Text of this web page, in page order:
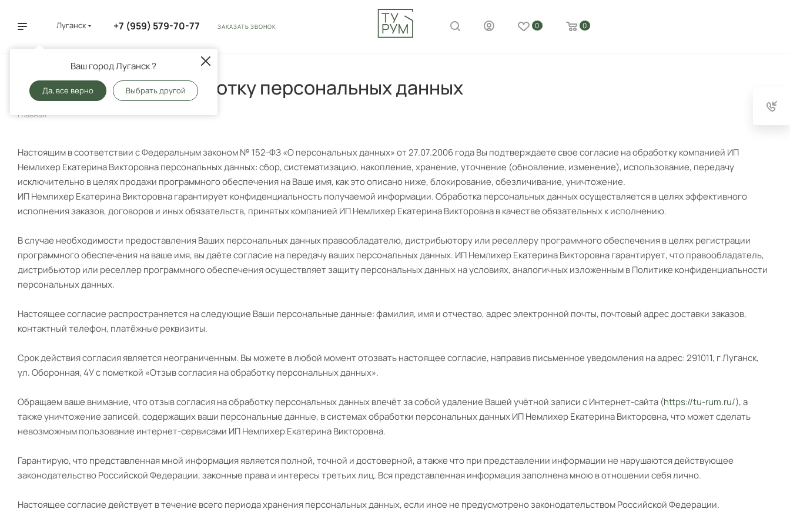
Луганск
Ваш город Луганск ?
Да, все верно Выбрать другой
+7 (959) 579-70-77 ЗАКАЗАТЬ ЗВОНОК 0 0
Соглашение на обработку персональных данных
Главная
Настоящим в соответствии с Федеральным законом № 152-ФЗ «О персональных данных» от 27.07.2006 года Вы подтверждаете свое согласие на обработку компанией ИП
Немлихер Екатерина Викторовна персональных данных: сбор, систематизацию, накопление, хранение, уточнение (обновление, изменение), использование, передачу
исключительно в целях продажи программного обеспечения на Ваше имя, как это описано ниже, блокирование, обезличивание, уничтожение.
ИП Немлихер Екатерина Викторовна гарантирует конфиденциальность получаемой информации. Обработка персональных данных осуществляется в целях эффективного
исполнения заказов, договоров и иных обязательств, принятых компанией ИП Немлихер Екатерина Викторовна в качестве обязательных к исполнению.
В случае необходимости предоставления Ваших персональных данных правообладателю, дистрибьютору или реселлеру программного обеспечения в целях регистрации
программного обеспечения на ваше имя, вы даёте согласие на передачу ваших персональных данных. ИП Немлихер Екатерина Викторовна гарантирует, что правообладатель,
дистрибьютор или реселлер программного обеспечения осуществляет защиту персональных данных на условиях, аналогичных изложенным в Политике конфиденциальности
персональных данных.
Настоящее согласие распространяется на следующие Ваши персональные данные: фамилия, имя и отчество, адрес электронной почты, почтовый адрес доставки заказов,
контактный телефон, платёжные реквизиты.
Срок действия согласия является неограниченным. Вы можете в любой момент отозвать настоящее согласие, направив письменное уведомления на адрес: 291011, г Луганск,
ул. Оборонная, 4У с пометкой «Отзыв согласия на обработку персональных данных».
Обращаем ваше внимание, что отзыв согласия на обработку персональных данных влечёт за собой удаление Вашей учётной записи с Интернет-сайта (https://tu-rum.ru/), а
также уничтожение записей, содержащих ваши персональные данные, в системах обработки персональных данных ИП Немлихер Екатерина Викторовна, что может сделать
невозможным пользование интернет-сервисами ИП Немлихер Екатерина Викторовна.
Гарантирую, что представленная мной информация является полной, точной и достоверной, а также что при представлении информации не нарушаются действующее
законодательство Российской Федерации, законные права и интересы третьих лиц. Вся представленная информация заполнена мною в отношении себя лично.
Настоящее согласие действует в течение всего периода хранения персональных данных, если иное не предусмотрено законодательством Российской Федерации.